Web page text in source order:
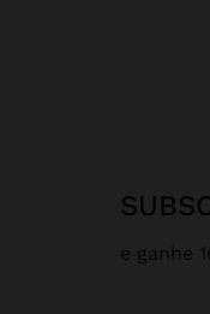
e ganhe